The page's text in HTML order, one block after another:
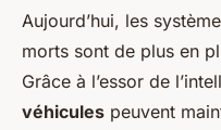
Aujourd’hui, les
morts sont de plus en
Grâce à l’essor de
véhicules peuvent